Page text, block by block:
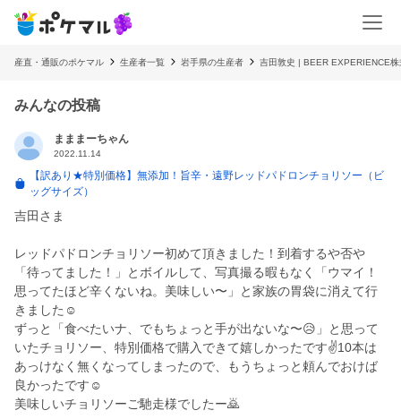
産直・通販のポケマル 生産者一覧 岩手県の生産者 吉田敦史 | BEER EXPERIENCE株
みんなの投稿
まままーちゃん
2022.11.14
【訳あり★特別価格】無添加！旨辛・遠野レッドパドロンチョリソー（ビ
ッグサイズ）
吉田さま
レッドパドロンチョリソー初めて頂きました！到着するや否や
「待ってました！」とボイルして、写真撮る暇もなく「ウマイ！
思ってたほど辛くないね。美味しい〜」と家族の胃袋に消えて行
きました☺️
ずっと「食べたいナ、でもちょっと手が出ないな〜😥」と思って
いたチョリソー、特別価格で購入できて嬉しかったです✌️10本は
あっけなく無くなってしまったので、もうちょっと頼んでおけば
良かったです☺️
美味しいチョリソーご馳走様でしたー🙇